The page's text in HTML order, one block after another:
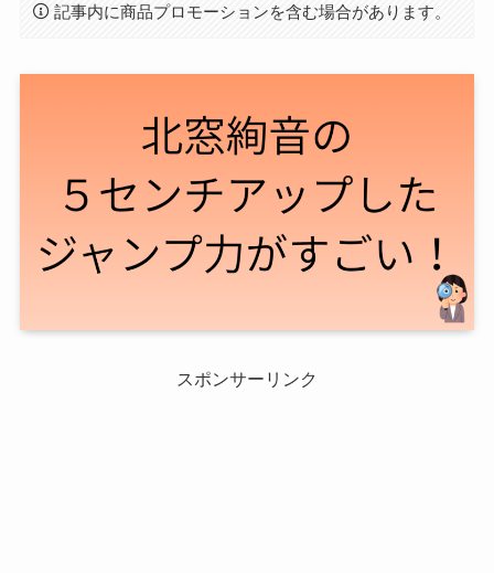
記事内に商品プロモーションを含む場合があります。
スポンサーリンク